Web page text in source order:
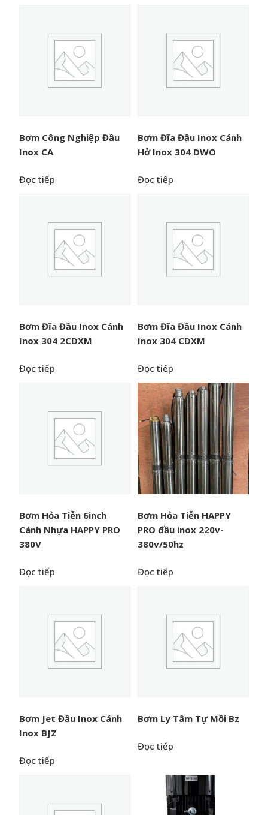
Bơm Công Nghiệp Đầu
Inox CA
Đọc tiếp
Bơm Đĩa Đầu Inox Cánh
Hở Inox 304 DWO
Đọc tiếp
Bơm Đĩa Đầu Inox Cánh
Inox 304 2CDXM
Đọc tiếp
Bơm Đĩa Đầu Inox Cánh
Inox 304 CDXM
Đọc tiếp
Bơm Hỏa Tiễn 6inch
Cánh Nhựa HAPPY PRO
380V
Đọc tiếp
Bơm Hỏa Tiễn HAPPY
PRO đầu inox 220v-
380v/50hz
Đọc tiếp
Bơm Jet Đầu Inox Cánh
Inox BJZ
Đọc tiếp
Bơm Ly Tâm Tự Mồi Bz
Đọc tiếp